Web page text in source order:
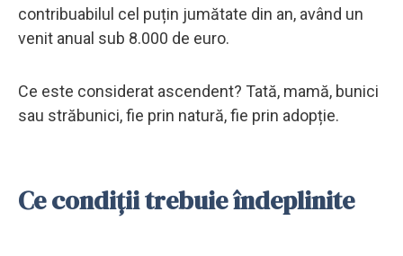
contribuabilul cel puțin jumătate din an, având un
venit anual sub 8.000 de euro.
Ce este considerat ascendent? Tată, mamă, bunici
sau străbunici, fie prin natură, fie prin adopție.
Ce condiții trebuie îndeplinite